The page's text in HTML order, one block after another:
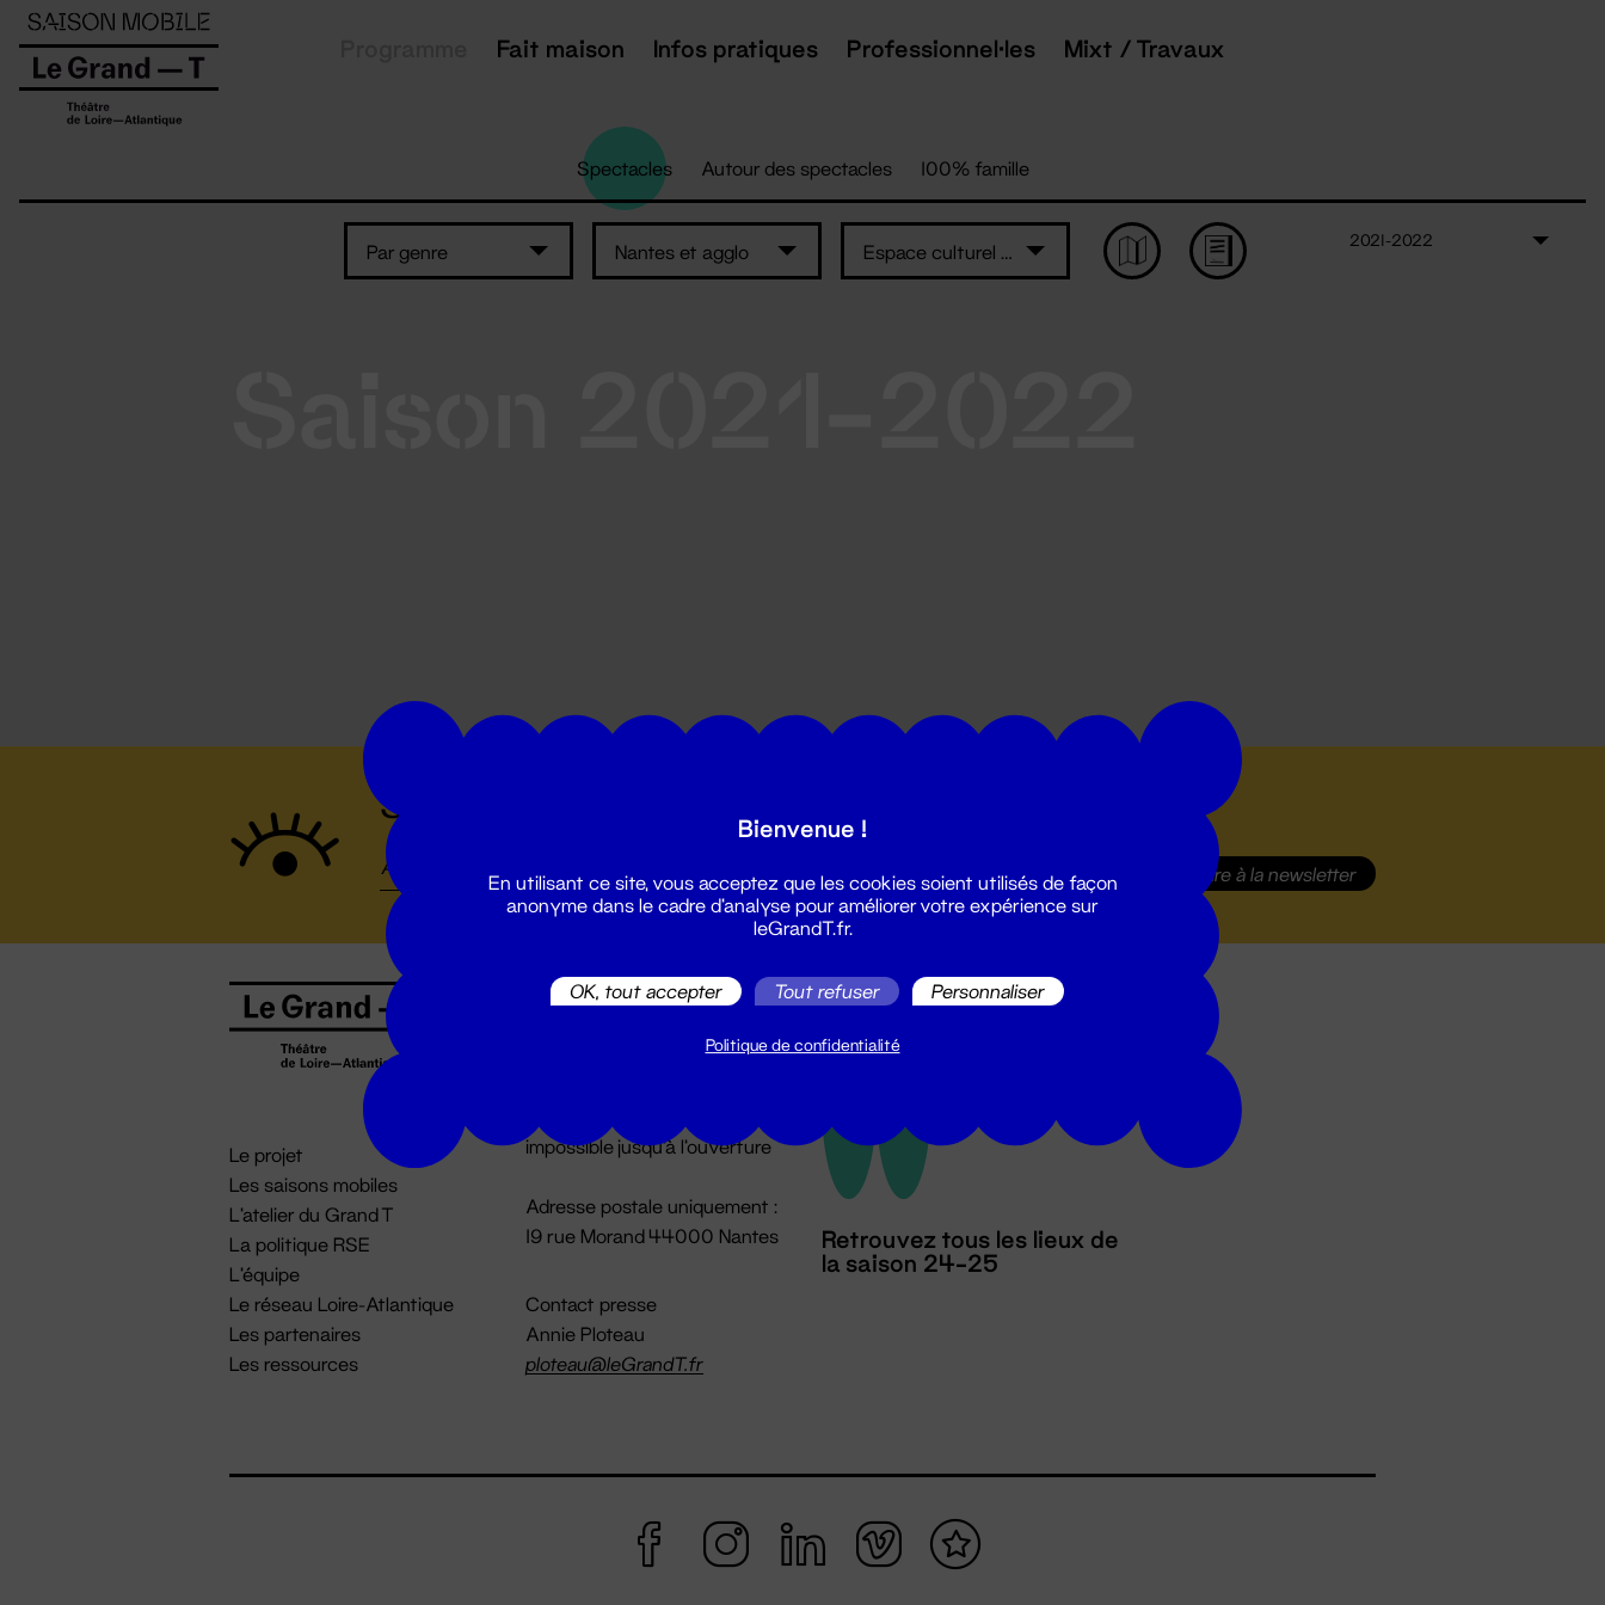
Fait maison Infos pratiques Professionnel·les Mixt / Travaux
Spectacles Autour des spectacles 100% famille
Par genre Nantes et agglo Espace culturel Le Préambule
2021-2022
Suivez toutes les actualités du Grand T :
S'inscrire à la newsletter
Le projet
Les saisons mobiles
L'atelier du Grand T
La politique RSE
L'équipe
Le réseau Loire-Atlantique
Les partenaires
Les ressources
Billetterie
billetterie@leGrandT.fr
impossible jusqu'à l'ouverture
Adresse postale uniquement :
19 rue Morand 44000 Nantes
Contact presse
Annie Ploteau
ploteau@leGrandT.fr
Retrouvez tous les lieux de
la saison 24-25
Panneau de gestion des cookies
Bienvenue !
En utilisant ce site, vous acceptez que les cookies soient utilisés de façon
anonyme dans le cadre d'analyse pour améliorer votre expérience sur
leGrandT.fr.
OK, tout accepter Tout refuser Personnaliser
Politique de confidentialité